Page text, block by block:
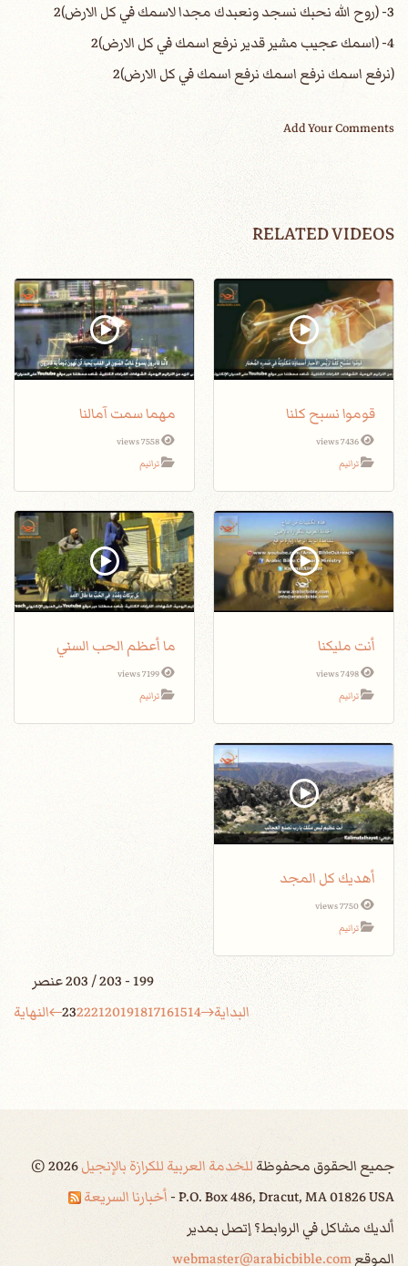
3- (روح الله نحبك نسجد ونعبدك مجدا لاسمك في كل الارض)2
4- (اسمك عجيب مشير قدير نرفع اسمك في كل الارض)2
(نرفع اسمك نرفع اسمك نرفع اسمك في كل الارض)2
Add Your Comments
RELATED VIDEOS
قوموا نسبح كلنا
7436 views
ترانيم
مهما سمت آمالنا
7558 views
ترانيم
أنت مليكنا
7498 views
ترانيم
ما أعظم الحب السني
7199 views
ترانيم
أهديك كل المجد
7750 views
ترانيم
199 - 203 / 203 عنصر
البداية 14
15
16
17
18
19
20
21
22
23 النهاية
جميع الحقوق محفوظةللخدمة العربية للكرازة بالإنجيل ©2026
P.O. Box 486, Dracut, MA 01826 USA - أخبارنا السريعة
ألديك مشاكل في الروابط؟ إتصل بمدير
الموقعwebmaster@arabicbible.com